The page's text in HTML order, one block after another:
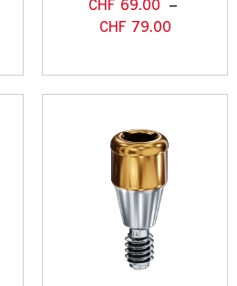
CHF 69.00 –
CHF 79.00